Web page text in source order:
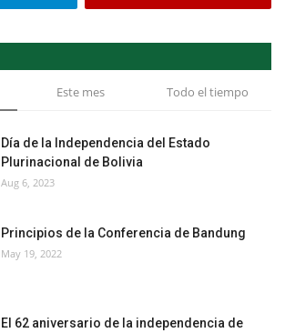
Este mes Todo el tiempo
Día de la Independencia del Estado
Plurinacional de Bolivia
Aug 6, 2023
Principios de la Conferencia de Bandung
May 19, 2022
El 62 aniversario de la independencia de